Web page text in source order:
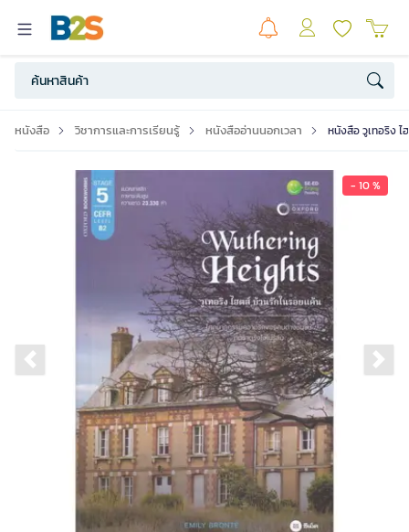
หนังสือ วิชาการและการเรียนรู้ หนังสืออ่านนอกเวลา หนังสือ วูเทอริง
- 10 %
Previous slide